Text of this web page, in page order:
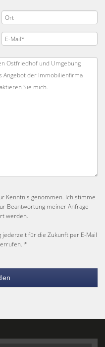
Kenntnis genommen. Ich stimme
Beantwortung meiner Anfrage
werden.
jederzeit für die Zukunft per E-Mail
*